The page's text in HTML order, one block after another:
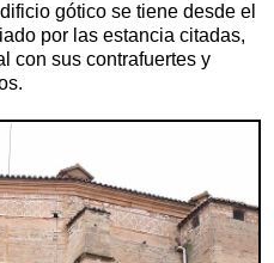
gótico se tiene desde el
por las estancia citadas,
con sus contrafuertes y